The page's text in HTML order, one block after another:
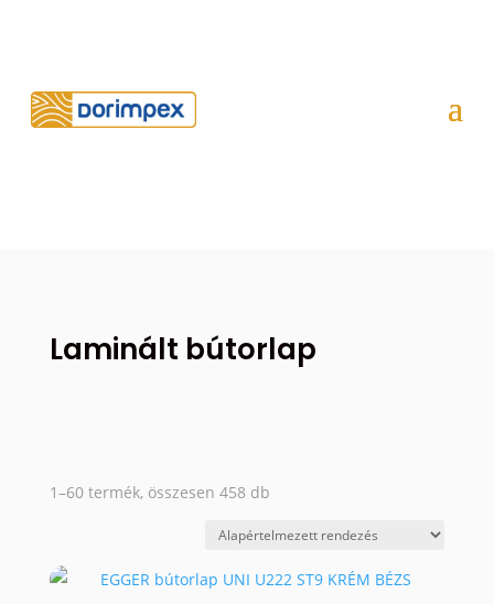
Laminált bútorlap
1–60 termék, összesen 458 db